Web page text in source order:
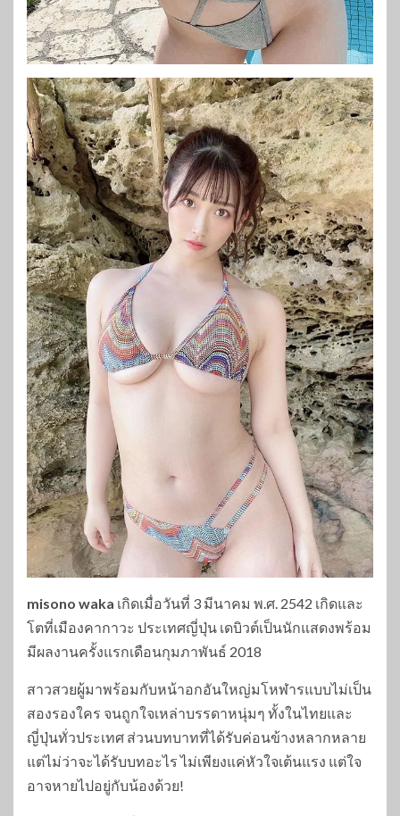
misono waka เกิดเมื่อวันที่ 3 มีนาคม พ.ศ. 2542 เกิดและ
โตที่เมืองคากาวะ ประเทศญี่ปุ่น เดบิวต์เป็นนักแสดงพร้อม
มีผลงานครั้งแรกเดือนกุมภาพันธ์ 2018
สาวสวยผู้มาพร้อมกับหน้าอกอันใหญ่มโหฬารแบบไม่เป็น
สองรองใคร จนถูกใจเหล่าบรรดาหนุ่มๆ ทั้งในไทยและ
ญี่ปุ่นทั่วประเทศ ส่วนบทบาทที่ได้รับค่อนข้างหลากหลาย
แต่ไม่ว่าจะได้รับบทอะไร ไม่เพียงแค่หัวใจเต้นแรง แต่ใจ
อาจหายไปอยู่กับน้องด้วย!